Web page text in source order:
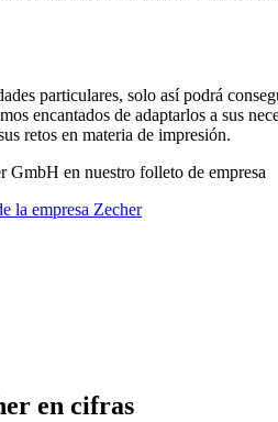
particulares, solo así podrá
encantados de adaptarlos a sus
retos en materia de impresión.
GmbH en nuestro folleto de empresa
la empresa Zecher
en cifras